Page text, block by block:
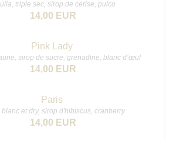
triple sec, sirop de cerise, pulco
14,00 EUR
Pink Lady
sirop de sucre, grenadine, blanc d’œuf
14,00 EUR
Paris
blanc et dry, sirop d'hibiscus, cranberry
14,00 EUR